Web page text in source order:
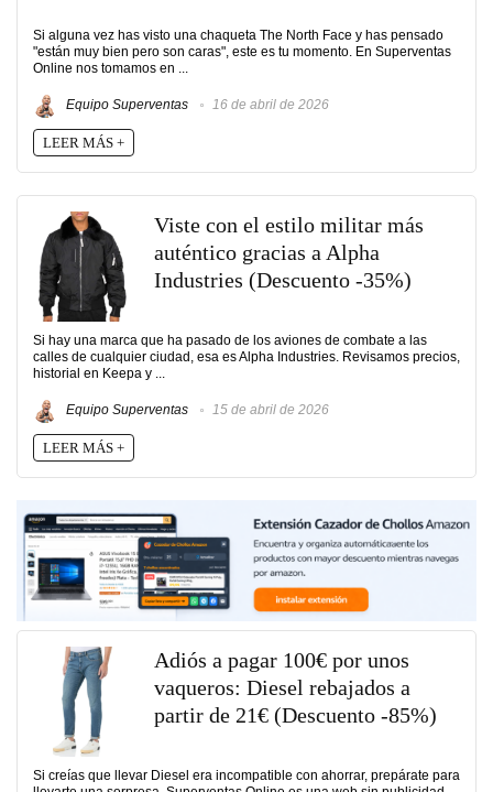
Si alguna vez has visto una chaqueta The North Face y has pensado
"están muy bien pero son caras", este es tu momento. En Superventas
Online nos tomamos en ...
Equipo Superventas 16 de abril de 2026
LEER MÁS +
Viste con el estilo militar más
auténtico gracias a Alpha
Industries (Descuento -35%)
Si hay una marca que ha pasado de los aviones de combate a las
calles de cualquier ciudad, esa es Alpha Industries. Revisamos precios,
historial en Keepa y ...
Equipo Superventas 15 de abril de 2026
LEER MÁS +
Adiós a pagar 100€ por unos
vaqueros: Diesel rebajados a
partir de 21€ (Descuento -85%)
Si creías que llevar Diesel era incompatible con ahorrar, prepárate para